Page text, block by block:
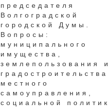
председателя
Волгоградской
городской Думы.
Вопросы:
муниципального
имущества,
землепользования
местного
самоуправления,
социальной